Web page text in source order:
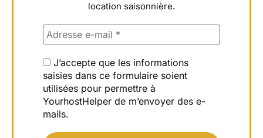
location saisonnière.
J’accepte que les informations
saisies dans ce formulaire soient
utilisées pour permettre à
YourhostHelper de m’envoyer des e-
mails.